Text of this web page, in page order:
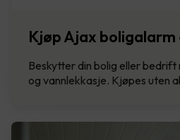
Kjøp Ajax
Beskytter din bolig eller bedrift
og vannlekkasje. Kjøpes uten